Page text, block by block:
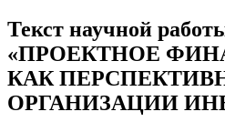
Текст научной
«ПРОЕКТНОЕ
КАК
ОРГАНИЗАЦИИ